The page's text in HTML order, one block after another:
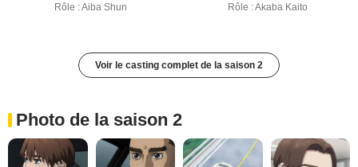
Rôle : Aiba Shun Rôle : Akaba Kaito
Voir le casting complet de la saison 2
Photo de la saison 2